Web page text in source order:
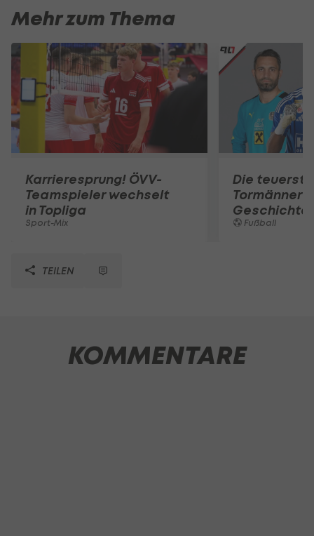
Mehr zum Thema
Karrieresprung! ÖVV-
Teamspieler wechselt
in Topliga
Sport-Mix
Die
Tormänner
Geschichte
Fußball
TEILEN
KOMMENTARE